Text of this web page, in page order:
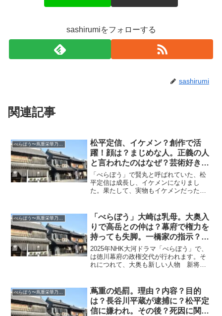
sashirumiをフォローする
sashirumi
関連記事
松平定信、イケメン？創作で活
躍！顔は？まじめな人。正義の人
と言われたのはなぜ？芸術好き。
最期は？
「べらぼう」で賢丸と呼ばれていた、松
平定信は成長し、イケメンになりまし
た。果たして、実物もイケメンだったの
ました。松平定信、イケメン？賢丸（ま
さまる）が成長し、松平定信...
べらぼう〜蔦重栄華乃夢噺
「べらぼう」大崎は乳母。大奥入
りで高岳との仲は？幕府で権力を
持っても失脚。一橋家の指示？松
平定信とけんか？春日局と違う？
出身どこ？最後は？
2025年NHK大河ドラマ「べらぼう」で、
は徳川幕府の政権交代が行われます。そ
れにつれて、大奥も新しい人物 新将軍
岳と大崎の間に対立は起こるでしょう
か？大奥の女性として...
べらぼう〜蔦重栄華乃夢噺
蔦重の処罰。理由？内容？目的
は？長谷川平蔵が逮捕に？松平定
信に嫌われ。その後？死因に関係